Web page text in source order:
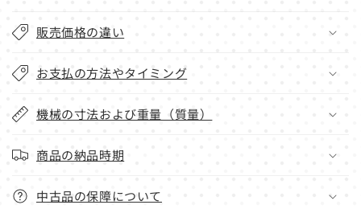
販売価格の違い
お支払の方法やタイミング
機械の寸法および重量（質量）
商品の納品時期
中古品の保障について